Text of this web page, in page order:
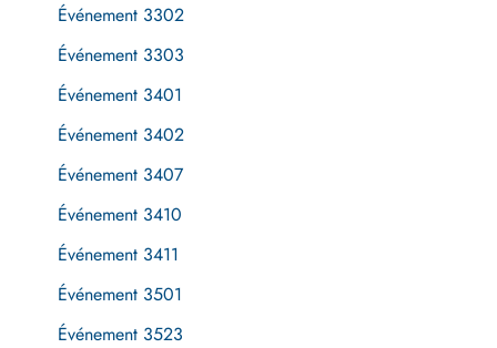
Événement 3302
Événement 3303
Événement 3401
Événement 3402
Événement 3407
Événement 3410
Événement 3411
Événement 3501
Événement 3523